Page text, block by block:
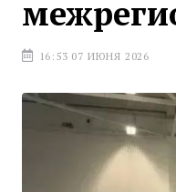
16:53 07 ИЮНЯ 2026